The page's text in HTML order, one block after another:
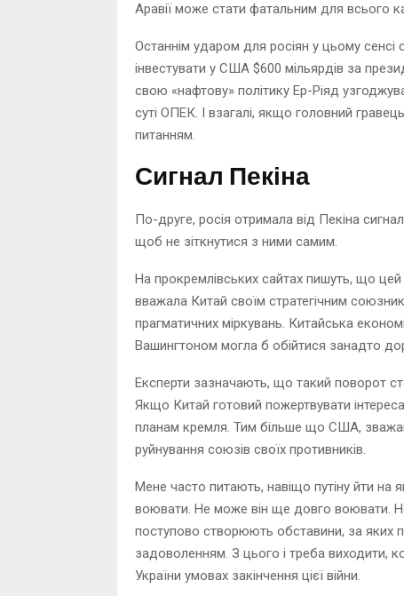
Аравії може стати фатальним для всього
Останнім ударом для росіян у цьому
інвестувати у США $600 мільярдів за
свою «нафтову» політику Ер-Ріяд
суті ОПЕК. І взагалі, якщо головний
питанням.
Сигнал Пекіна
По-друге, росія отримала від Пекіна
щоб не зіткнутися з ними самим.
На прокремлівських сайтах пишуть, що
вважала Китай своїм стратегічним
прагматичних міркувань. Китайська
Вашингтоном могла б обійтися занадто
Експерти зазначають, що такий поворот
Якщо Китай готовий пожертвувати
планам кремля. Тим більше що США,
руйнування союзів своїх противників.
Мене часто питають, навіщо путіну йти
воювати. Не може він ще довго воювати. Не
поступово створюють обставини, за яких
задоволенням. З цього і треба виходити,
України умовах закінчення цієї війни.